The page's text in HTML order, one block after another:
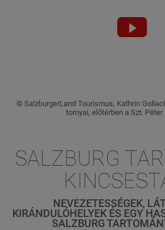
Video
© SalzburgerLand Tourismus, Kathrin
tornyai, előtérben a Szt.
SALZBURG
NEVEZETESSÉGEK,
KIRÁNDULÓHELYEK ÉS EGY
SALZBURG